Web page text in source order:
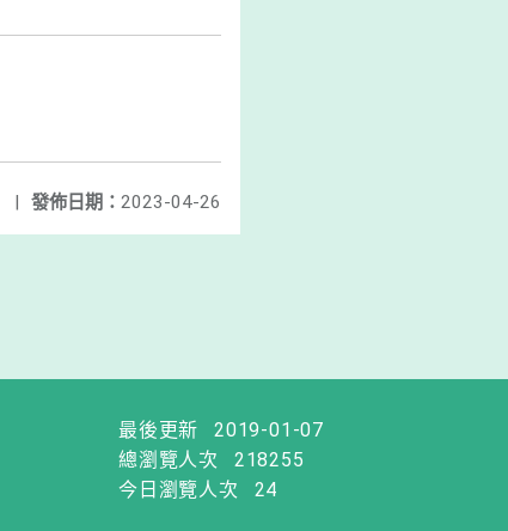
發佈日期： 2023-04-26
|
最後更新
2019-01-07
總瀏覽人次
218255
今日瀏覽人次
24